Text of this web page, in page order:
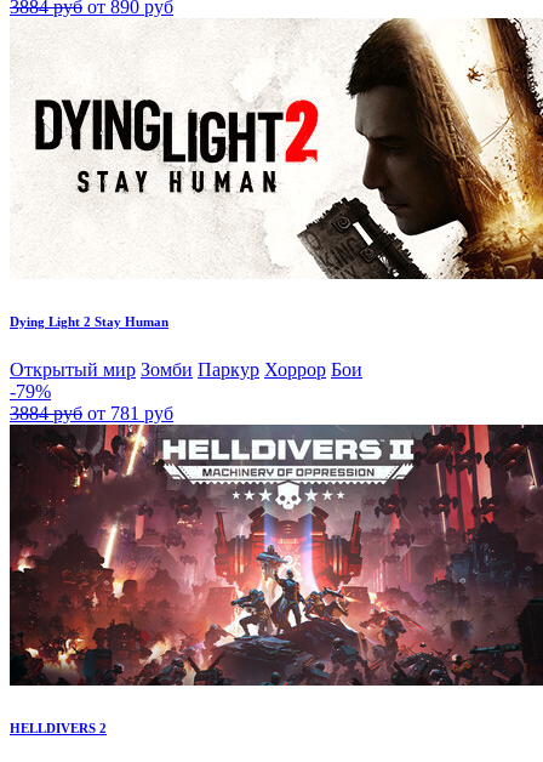
3884 руб от 890 руб
Dying Light 2 Stay Human
Открытый мир Зомби Паркур Хоррор Бои
-79%
3884 руб от 781 руб
HELLDIVERS 2